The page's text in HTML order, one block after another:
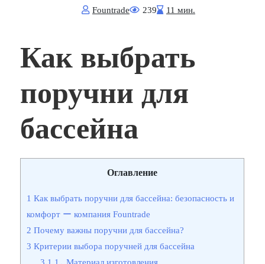
Fоuntrade 239 11 мин.
Как выбрать
поручни для
бассейна
Оглавление
1 Как выбрать поручни для бассейна: безопасность и
комфорт ー компания Fountrade
2 Почему важны поручни для бассейна?
3 Критерии выбора поручней для бассейна